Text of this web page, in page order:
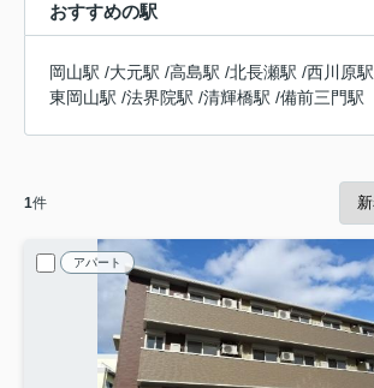
おすすめの駅
岡山駅 /大元駅 /高島駅 /北長瀬駅 /西川原駅
東岡山駅 /法界院駅 /清輝橋駅 /備前三門駅
1件
アパート